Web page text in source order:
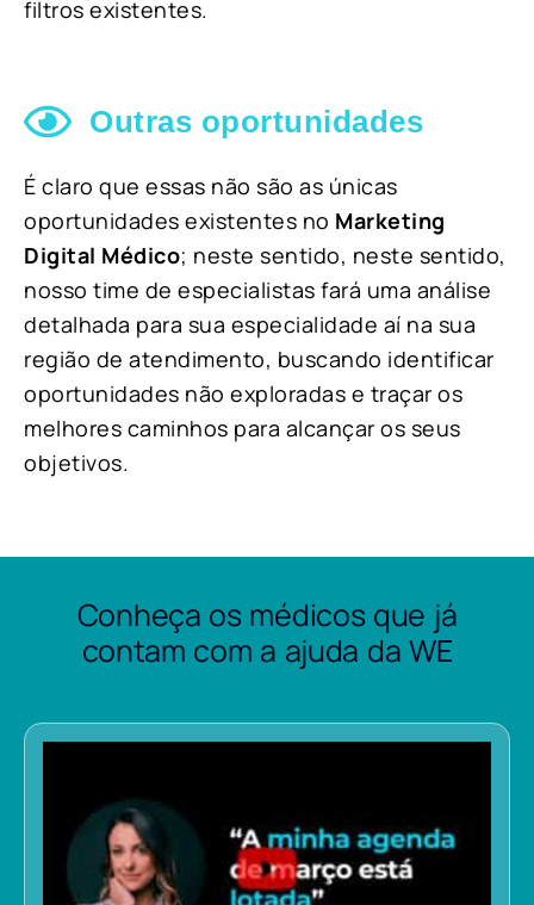
filtros existentes.
Outras oportunidades
É claro que essas não são as únicas
oportunidades existentes no Marketing
Digital Médico; neste sentido, neste sentido,
nosso time de especialistas fará uma análise
detalhada para sua especialidade aí na sua
região de atendimento, buscando identificar
oportunidades não exploradas e traçar os
melhores caminhos para alcançar os seus
objetivos.
Conheça os médicos que já
contam com a ajuda da WE